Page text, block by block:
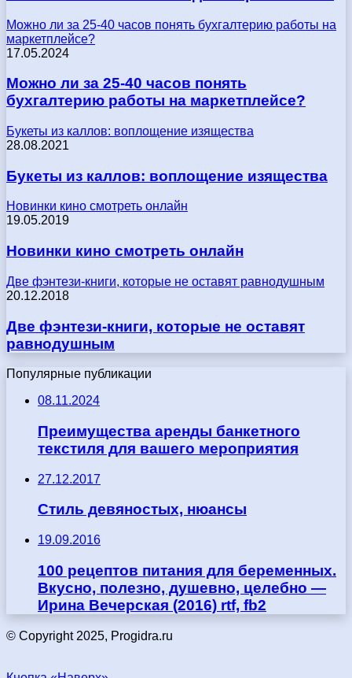
Можно ли за 25-40 часов понять бухгалтерию работы на
маркетплейсе?
17.05.2024
Можно ли за 25-40 часов понять
бухгалтерию работы на маркетплейсе?
Букеты из каллов: воплощение изящества
28.08.2021
Букеты из каллов: воплощение изящества
Новинки кино смотреть онлайн
19.05.2019
Новинки кино смотреть онлайн
Две фэнтези-книги, которые не оставят равнодушным
20.12.2018
Две фэнтези-книги, которые не оставят
равнодушным
Популярные публикации
08.11.2024
Преимущества аренды банкетного
текстиля для вашего мероприятия
27.12.2017
Стиль девяностых, нюансы
19.09.2016
100 рецептов питания для беременных.
Вкусно, полезно, душевно, целебно —
Ирина Вечерская (2016) rtf, fb2
© Copyright 2025, Progidra.ru